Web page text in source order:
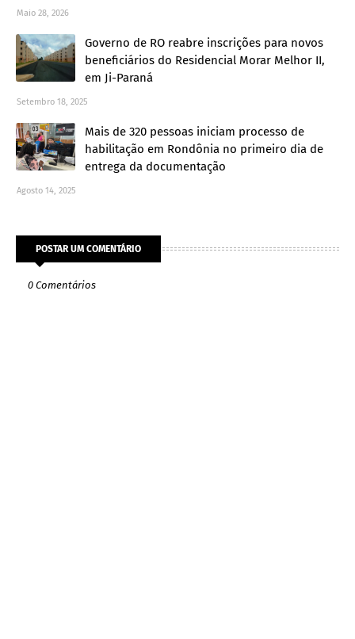
Maio 28, 2026
Governo de RO reabre inscrições para novos
beneficiários do Residencial Morar Melhor II,
em Ji-Paraná
Setembro 18, 2025
Mais de 320 pessoas iniciam processo de
habilitação em Rondônia no primeiro dia de
entrega da documentação
Agosto 14, 2025
POSTAR UM COMENTÁRIO
0 Comentários